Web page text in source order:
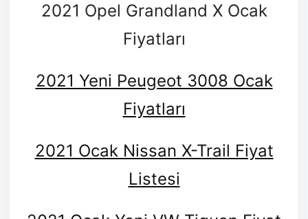
2021 Opel Grandland X Ocak
Fiyatları
2021 Yeni Peugeot 3008 Ocak
Fiyatları
2021 Ocak Nissan X-Trail Fiyat
Listesi